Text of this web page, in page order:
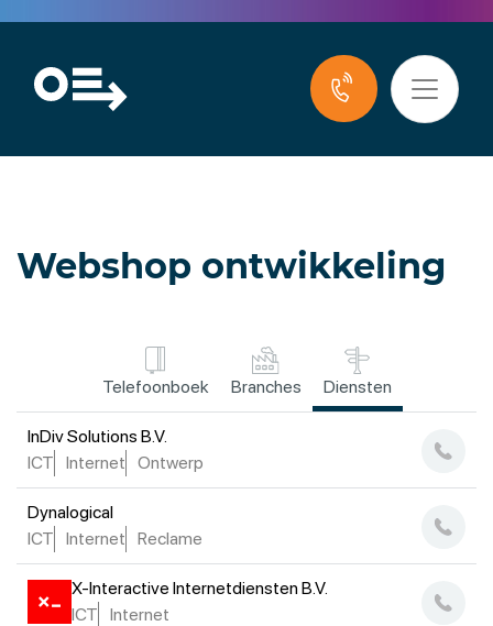
Webshop ontwikkeling
Telefoonboek Branches Diensten
InDiv Solutions B.V.
ICT
Internet Ontwerp
Dynalogical
ICT
Internet Reclame
X-Interactive Internetdiensten B.V.
ICT
Internet